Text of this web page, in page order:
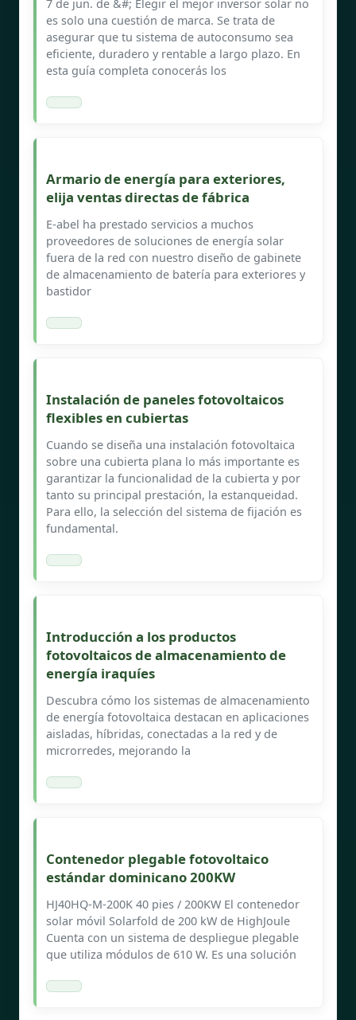
7 de jun. de &#; Elegir el mejor inversor solar no
es solo una cuestión de marca. Se trata de
asegurar que tu sistema de autoconsumo sea
eficiente, duradero y rentable a largo plazo. En
esta guía completa conocerás los
Armario de energía para exteriores,
elija ventas directas de fábrica
E-abel ha prestado servicios a muchos
proveedores de soluciones de energía solar
fuera de la red con nuestro diseño de gabinete
de almacenamiento de batería para exteriores y
bastidor
Instalación de paneles fotovoltaicos
flexibles en cubiertas
Cuando se diseña una instalación fotovoltaica
sobre una cubierta plana lo más importante es
garantizar la funcionalidad de la cubierta y por
tanto su principal prestación, la estanqueidad.
Para ello, la selección del sistema de fijación es
fundamental.
Introducción a los productos
fotovoltaicos de almacenamiento de
energía iraquíes
Descubra cómo los sistemas de almacenamiento
de energía fotovoltaica destacan en aplicaciones
aisladas, híbridas, conectadas a la red y de
microrredes, mejorando la
Contenedor plegable fotovoltaico
estándar dominicano 200KW
HJ40HQ-M-200K 40 pies / 200KW El contenedor
solar móvil Solarfold de 200 kW de HighJoule
Cuenta con un sistema de despliegue plegable
que utiliza módulos de 610 W. Es una solución